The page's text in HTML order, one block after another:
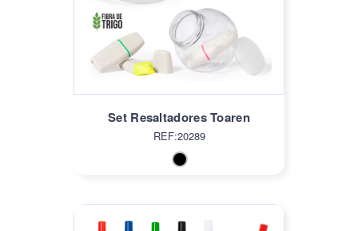
Set Resaltadores Toaren
REF:20289